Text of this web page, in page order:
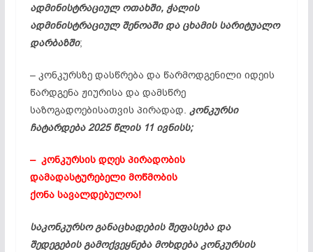
ადმინისტრაციულ ოთახში, ჭალის
ადმინისტრაციულ შენოაში და ცხამის სარიტუალო
დარბაზში;
– კონკურსზე დასწრება და წარმოდგენილი იდეის
წარდგენა ჟიურისა და დამსწრე
საზოგადოებისათვის პირადად. კონკურსი
ჩატარდება 2025 წლის 11 ივნისს;
– კონკურსის დღეს პირადობის
დამადასტურებელი მოწმობის
ქონა სავალდებულოა!
საკონკურსო განაცხადების შეფასება და
შედეგების გამოქვეყნება მოხდება კონკურსის